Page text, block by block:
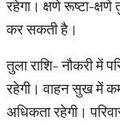
रहेगा। क्षणे रूष्टा-क्षणे
कर सकती है।
तुला राशि- नौकरी में
रहेगी। वाहन सुख में
अधिकता रहेगी।